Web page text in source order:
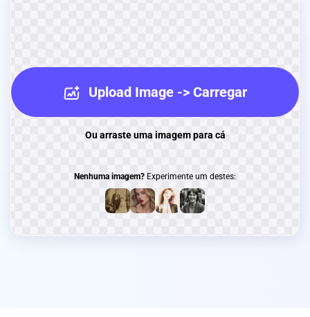
Upload Image -> Carregar
Imagem
Ou arraste uma imagem para cá
Nenhuma imagem? Experimente um destes: